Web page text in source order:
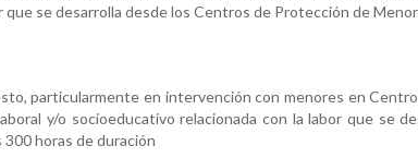
que se desarrolla desde los Centros de Protección de
particularmente en intervención con menores en
y/o socioeducativo relacionada con la labor que se
horas de duración